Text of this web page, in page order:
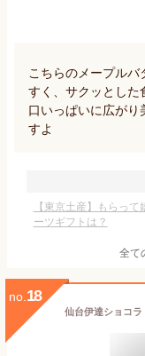
こちらのメープル
すく、サクッとした
口いっぱいに広がり
すよ
【東京土産】もらっ
ーツギフトは？
全て
no. 18